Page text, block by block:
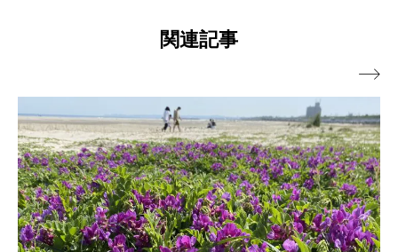
関連記事
